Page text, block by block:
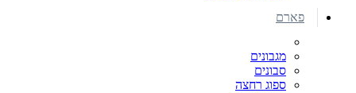
פארם
מגבונים
סבונים
ספוג רחצה